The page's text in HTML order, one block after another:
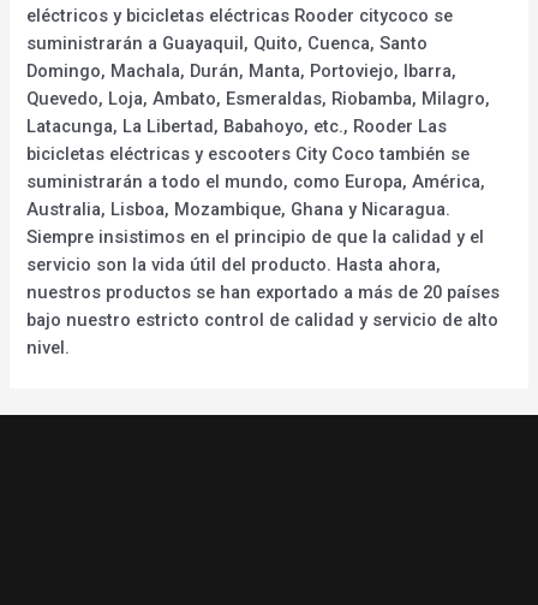
eléctricos y bicicletas eléctricas Rooder citycoco se
suministrarán a Guayaquil, Quito, Cuenca, Santo
Domingo, Machala, Durán, Manta, Portoviejo, Ibarra,
Quevedo, Loja, Ambato, Esmeraldas, Riobamba, Milagro,
Latacunga, La Libertad, Babahoyo, etc., Rooder Las
bicicletas eléctricas y escooters City Coco también se
suministrarán a todo el mundo, como Europa, América,
Australia, Lisboa, Mozambique, Ghana y Nicaragua.
Siempre insistimos en el principio de que la calidad y el
servicio son la vida útil del producto. Hasta ahora,
nuestros productos se han exportado a más de 20 países
bajo nuestro estricto control de calidad y servicio de alto
nivel.